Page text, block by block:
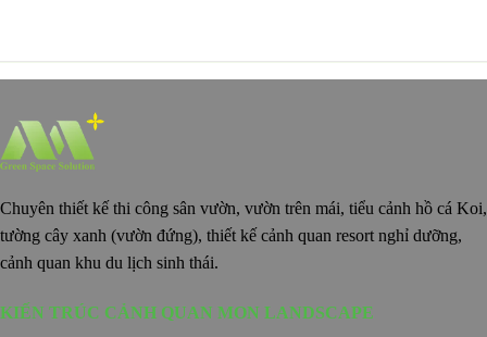
Chuyên thiết kế thi công sân vườn, vườn trên mái, tiểu cảnh hồ cá Koi,
tường cây xanh (vườn đứng), thiết kế cảnh quan resort nghỉ dưỡng,
cảnh quan khu du lịch sinh thái.
KIẾN TRÚC CẢNH QUAN MON LANDSCAPE